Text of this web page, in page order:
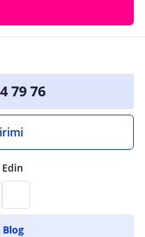
79 76
Blog